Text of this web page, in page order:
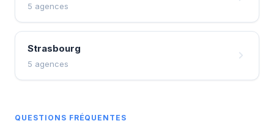
5 agences
Strasbourg
5 agences
QUESTIONS FRÉQUENTES